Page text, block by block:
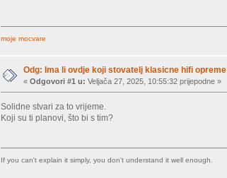
moje mocvare
Odg: Ima li ovdje koji stovatelj klasicne hifi opreme
«Odgovori #1 u: Veljača 27, 2025, 10:55:32 prijepodne »
Solidne stvari za to vrijeme.
Koji su ti planovi, što bi s tim?
If you can't explain it simply, you don't understand it well enough.